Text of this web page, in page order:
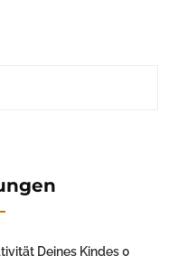
Deines Kindes 0